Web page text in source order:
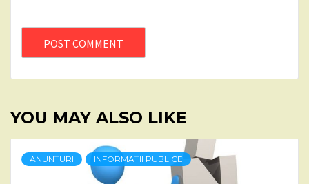
YOU MAY ALSO LIKE
ANUNȚURI INFORMAȚII PUBLICE